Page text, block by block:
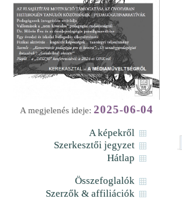
A megjelenés ideje: 2025-06-04
A képekről
Szerkesztői jegyzet
Hátlap
Összefoglalók
Szerzők & affiliációk